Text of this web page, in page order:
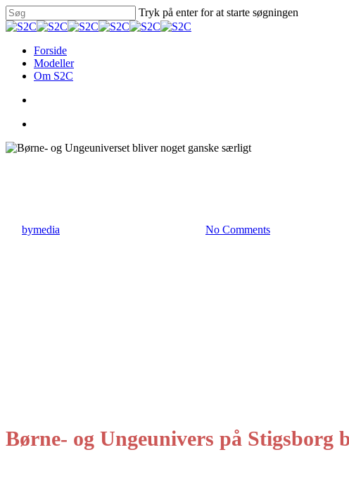
Skip
to
content
Tryk på enter for at starte søgningen
Close
search
Menu
Forside
Modeller
Om S2C
bymedia No Comments
Børne- og Ungeunivers på Stigsborg